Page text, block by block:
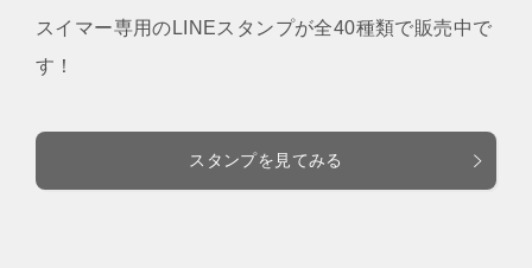
スイマー専用のLINEスタンプが全40種類で販売中で
す！
スタンプを見てみる